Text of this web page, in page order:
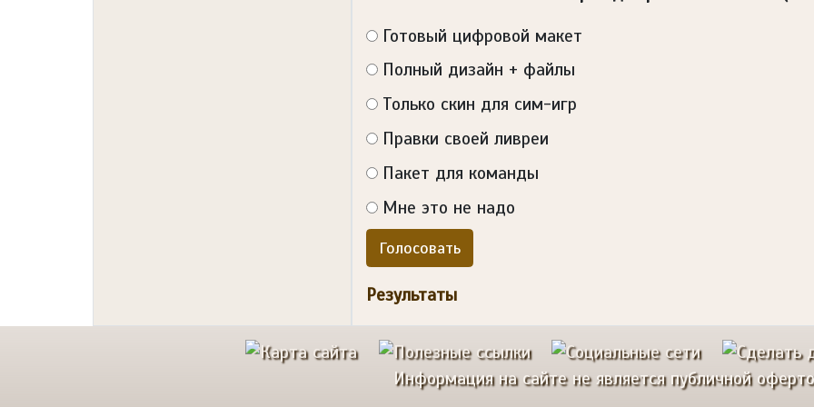
Готовый цифровой макет
Полный дизайн + файлы
Только скин для сим-игр
Правки своей ливреи
Пакет для команды
Мне это не надо
Голосовать
Результаты
Информация на сайте не является публичной